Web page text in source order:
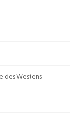
des Westens